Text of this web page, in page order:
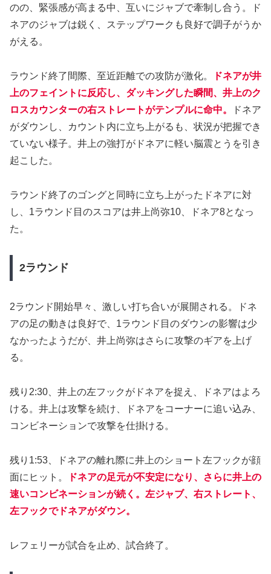
のの、緊張感が高まる中、互いにジャブで牽制し合う。ド
ネアのジャブは鋭く、ステップワークも良好で調子がうか
がえる。
ラウンド終了間際、至近距離での攻防が激化。
ドネアが井
上のフェイントに反応し、ダッキングした瞬間、井上のク
ロスカウンターの右ストレートがテンプルに命中。
ドネア
がダウンし、カウント内に立ち上がるも、状況が把握でき
ていない様子。井上の強打がドネアに軽い脳震とうを引き
起こした。
ラウンド終了のゴングと同時に立ち上がったドネアに対
し、1ラウンド目のスコアは井上尚弥10、ドネア8となっ
た。
2ラウンド
2ラウンド開始早々、激しい打ち合いが展開される。ドネ
アの足の動きは良好で、1ラウンド目のダウンの影響は少
なかったようだが、井上尚弥はさらに攻撃のギアを上げ
る。
残り2:30、井上の左フックがドネアを捉え、ドネアはよろ
ける。井上は攻撃を続け、ドネアをコーナーに追い込み、
コンビネーションで攻撃を仕掛ける。
残り1:53、ドネアの離れ際に井上のショート左フックが顔
面にヒット。
ドネアの足元が不安定になり、さらに井上の
速いコンビネーションが続く。左ジャブ、右ストレート、
左フックでドネアがダウン。
レフェリーが試合を止め、試合終了。